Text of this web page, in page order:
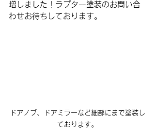
増しました！ラプター塗装のお問い合
わせお待ちしております。
ドアノブ、ドアミラーなど細部にまで塗装し
ております。